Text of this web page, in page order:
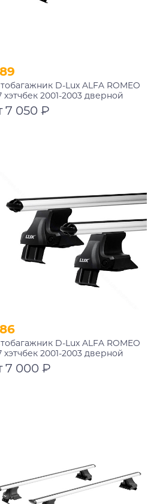
D-Lux ALFA ROMEO
хэтчбек 2001-2003 дверной
прямоугольный с замком
7 050 ₽
D-Lux ALFA ROMEO
хэтчбек 2001-2003 дверной
аэродинамический
7 000 ₽